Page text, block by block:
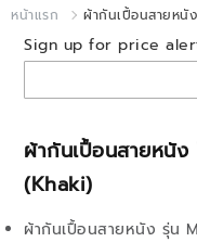
หน้าแรก ผ้ากันเปื้อนสายหนั
ผ้ากันเปื้อนสายหนั
(Khaki)
ผ้ากันเปื้อนสายหนัง รุ่น
Sign up for price